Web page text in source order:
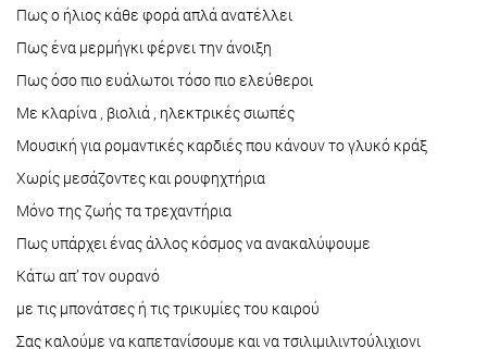
Πως ο ήλιος κάθε φορά απλά ανατέλλει
Πως ένα μερμήγκι φέρνει την άνοιξη
Πως όσο πιο ευάλωτοι τόσο πιο ελεύθεροι
Με κλαρίνα , βιολιά , ηλεκτρικές σιωπές
Μουσική για ρομαντικές καρδιές που κάνουν το γλυκό κράξ
Χωρίς μεσάζοντες και ρουφηχτήρια
Μόνο της ζωής τα τρεχαντήρια
Πως υπάρχει ένας άλλος κόσμος να ανακαλύψουμε
Κάτω απ’ τον ουρανό
με τις μπονάτσες ή τις τρικυμίες του καιρού
Σας καλούμε να καπετανίσουμε και να τσιλιμιλιντούλιχιονι